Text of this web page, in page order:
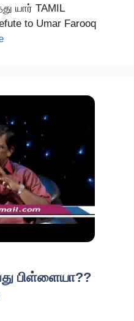
யார் TAMIL
to Umar Farooq
பிள்ளையா??